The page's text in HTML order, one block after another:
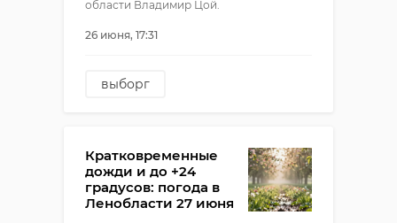
области Владимир Цой.
26 июня, 17:31
выборг
реставрация
Кратковременные
дожди и до +24
градусов: погода в
Ленобласти 27 июня